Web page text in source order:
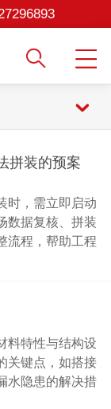
拼装的预案
时，需立即启动
数据复核、拼装
流程，帮助工程
料特性与结构设
关键点，如搭接
水隐患的解决措